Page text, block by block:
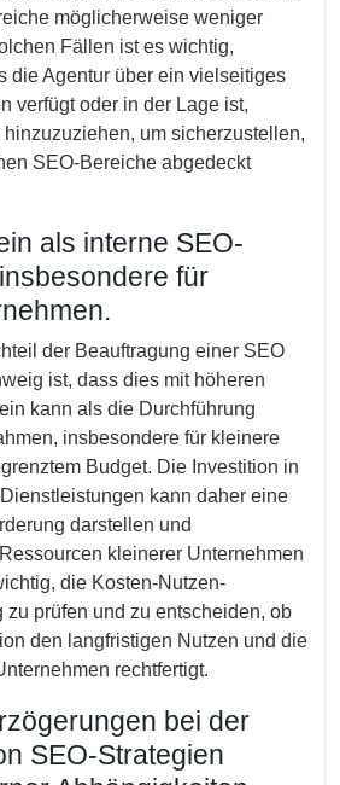
möglicherweise weniger
Fällen ist es wichtig,
die Agentur über ein vielseitiges
verfügt oder in der Lage ist,
um sicherzustellen,
SEO-Bereiche abgedeckt
als interne SEO-
für
der Beauftragung einer SEO
ist, dass dies mit höheren
kann als die Durchführung
insbesondere für kleinere
Budget. Die Investition in
kann daher eine
darstellen und
kleinerer Unternehmen
die Kosten-Nutzen-
prüfen und zu entscheiden, ob
den langfristigen Nutzen und die
rechtfertigt.
bei der
SEO-Strategien